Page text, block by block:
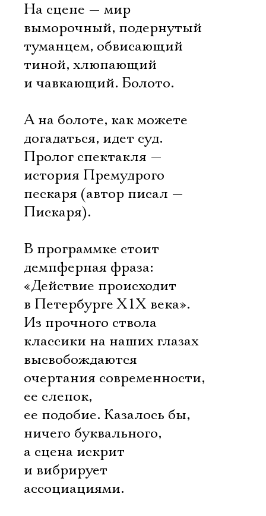
На сцене — мир
выморочный, подернутый
туманцем, обвисающий
тиной, хлюпающий
и чавкающий. Болото.
А на болоте, как можете
догадаться, идет суд.
Пролог спектакля —
история Премудрого
пескаря (автор писал —
Пискаря).
В программке стоит
демпферная фраза:
«Действие происходит
в Петербурге Х1Х века».
Из прочного ствола
классики на наших глазах
высвобождаются
очертания современности,
ее слепок,
ее подобие. Казалось бы,
ничего буквального,
а сцена искрит
и вибрирует
ассоциациями.